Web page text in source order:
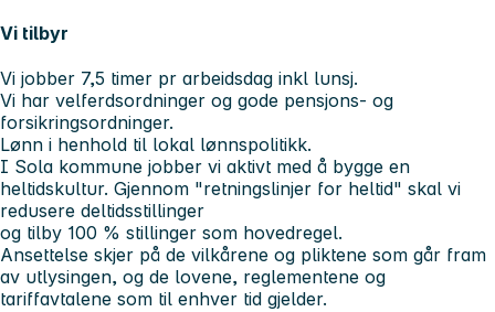
Vi tilbyr
Vi jobber 7,5 timer pr arbeidsdag inkl lunsj.
Vi har velferdsordninger og gode pensjons- og
forsikringsordninger.
Lønn i henhold til lokal lønnspolitikk.
I Sola kommune jobber vi aktivt med å bygge en
heltidskultur. Gjennom "retningslinjer for heltid" skal vi
redusere deltidsstillinger
og tilby 100 % stillinger som hovedregel.
Ansettelse skjer på de vilkårene og pliktene som går fram
av utlysingen, og de lovene, reglementene og
tariffavtalene som til enhver tid gjelder.